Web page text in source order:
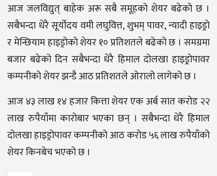
आज जलविद्युत् बाहेक अरू सबै समूहको शेयर बढेको छ ।
सबैभन्दा धेरै सूर्योदय वमी लघुवित्त, शुभम् पावर, न्यादी हाइड्रो
र मेन्छियाम हाइड्रोको शेयर १० प्रतिशतले बढेको छ । समग्रमा
बजार बढेको दिन सबैभन्दा धेरै हिमाल दोलखा हाइड्र्रोपावर
कम्पनीको शेयर झन्डै आठ प्रतिशतले ओरालो लागेको छ ।
आज ४३ लाख १४ हजार कित्ता शेयर एक अर्ब सात करोड २२
लाख रुपैयाँमा कारोबार भएका छन् । सबैभन्दा धेरै हिमाल
दोलखा हाइड्रोपावर कम्पनीको आठ करोड ५६ लाख रुपैयाँको
शेयर किनबेच भएको छ ।